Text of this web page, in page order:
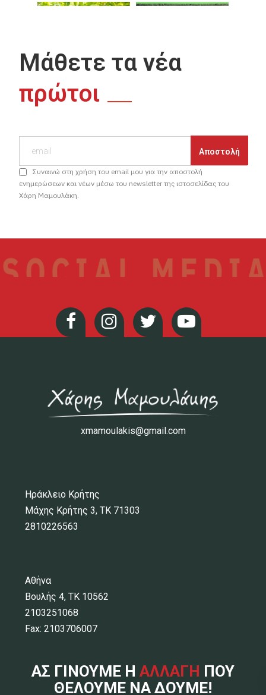
Μάθετε τα νέα
πρώτοι
Συναινώ στη χρήση του email μου για την αποστολή
ενημερώσεων και νέων μέσω του newsletter της ιστοσελίδας του
Χάρη Μαμουλάκη.
xmamoulakis@gmail.com
Ηράκλειο Κρήτης
Μάχης Κρήτης 3, ΤΚ 71303
2810226563
Αθήνα
Βουλής 4, ΤΚ 10562
2103251068
Fax: 2103706007
ΑΣ ΓΙΝΟΥΜΕ Η ΑΛΛΑΓΗ ΠΟΥ
ΘΕΛΟΥΜΕ ΝΑ ΔΟΥΜΕ!